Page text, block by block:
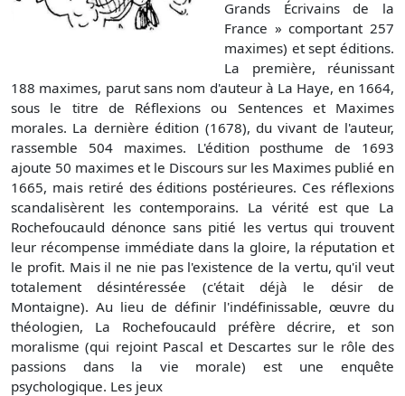
Grands Écrivains de la
France » comportant 257
maximes) et sept éditions.
La première, réunissant
188 maximes, parut sans nom d'auteur à La Haye, en 1664,
sous le titre de Réflexions ou Sentences et Maximes
morales. La dernière édition (1678), du vivant de l'auteur,
rassemble 504 maximes. L'édition posthume de 1693
ajoute 50 maximes et le Discours sur les Maximes publié en
1665, mais retiré des éditions postérieures. Ces réflexions
scandalisèrent les contemporains. La vérité est que La
Rochefoucauld dénonce sans pitié les vertus qui trouvent
leur récompense immédiate dans la gloire, la réputation et
le profit. Mais il ne nie pas l'existence de la vertu, qu'il veut
totalement désintéressée (c'était déjà le désir de
Montaigne). Au lieu de définir l'indéfinissable, œuvre du
théologien, La Rochefoucauld préfère décrire, et son
moralisme (qui rejoint Pascal et Descartes sur le rôle des
passions dans la vie morale) est une enquête
psychologique. Les jeux